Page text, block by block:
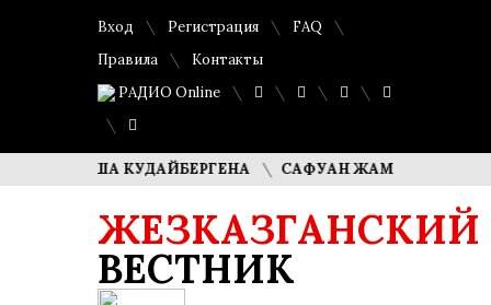
Вход Регистрация
FAQ
Правила
Контакты
РАДИО Online
КУДАЙБЕРГЕНА САФУАН ЖАМПЕИСОВ: «МЫ
ЖЕЗКАЗГАНСКИЙ
ВЕСТНИК